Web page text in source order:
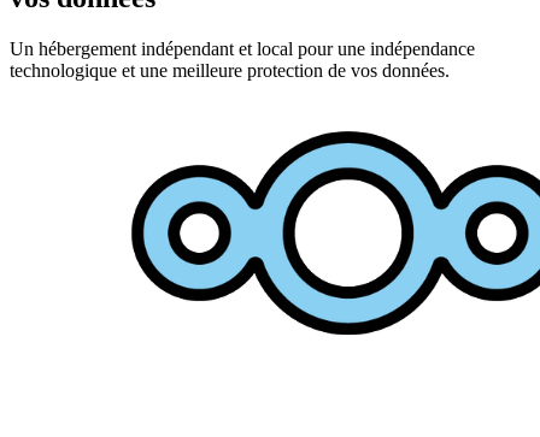
Un hébergement indépendant et local pour une indépendance
technologique et une meilleure protection de vos données.